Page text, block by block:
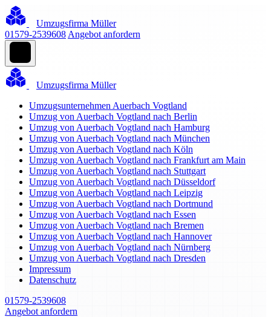
Umzugsfirma Müller
01579-2539608 Angebot anfordern
Umzugsfirma Müller
Umzugsunternehmen Auerbach Vogtland
Umzug von Auerbach Vogtland nach Berlin
Umzug von Auerbach Vogtland nach Hamburg
Umzug von Auerbach Vogtland nach München
Umzug von Auerbach Vogtland nach Köln
Umzug von Auerbach Vogtland nach Frankfurt am Main
Umzug von Auerbach Vogtland nach Stuttgart
Umzug von Auerbach Vogtland nach Düsseldorf
Umzug von Auerbach Vogtland nach Leipzig
Umzug von Auerbach Vogtland nach Dortmund
Umzug von Auerbach Vogtland nach Essen
Umzug von Auerbach Vogtland nach Bremen
Umzug von Auerbach Vogtland nach Hannover
Umzug von Auerbach Vogtland nach Nürnberg
Umzug von Auerbach Vogtland nach Dresden
Impressum
Datenschutz
01579-2539608
Angebot anfordern